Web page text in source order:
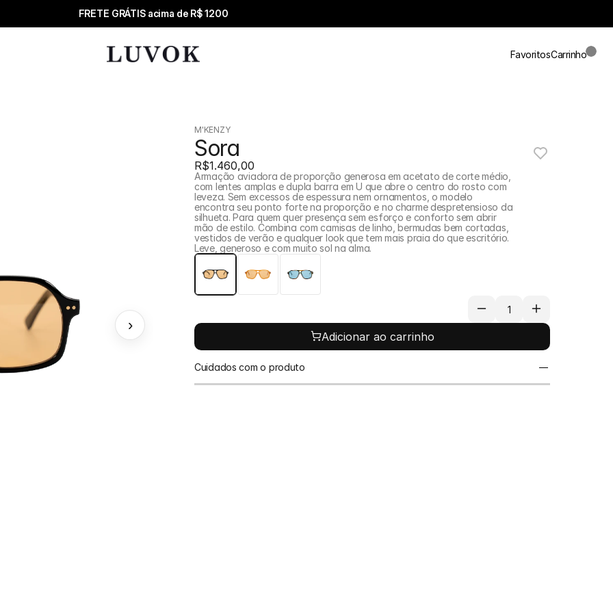
FRETE GRÁTIS acima de R$ 1200
FavoritosCarrinho
›
M'KENZY
Sora
R$1.460,00
Armação aviadora de proporção generosa em acetato de corte médio,
com lentes amplas e dupla barra em U que abre o centro do rosto com
leveza. Sem excessos de espessura nem ornamentos, o modelo
encontra seu ponto forte na proporção e no charme despretensioso da
silhueta. Para quem quer presença sem esforço e conforto sem abrir
mão de estilo. Combina com camisas de linho, bermudas bem cortadas,
vestidos de verão e qualquer look que tem mais praia do que escritório.
Leve, generoso e com muito sol na alma.
Adicionar ao carrinho
Cuidados com o produto